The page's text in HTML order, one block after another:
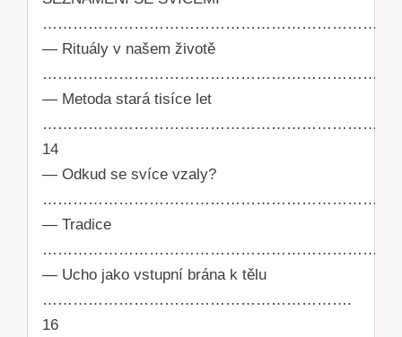
— Rituály v našem životě
— Metoda stará tisíce let
14
— Odkud se svíce vzaly?
— Tradice
— Ucho jako vstupní brána k tělu
…………………………………………………….
16